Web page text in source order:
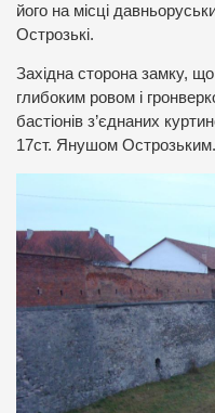
його на місці
Острозькі.
Західна сторона замку,
глибоким ровом і
бастіонів з’єднаних
17ст. Янушом Острозьким.